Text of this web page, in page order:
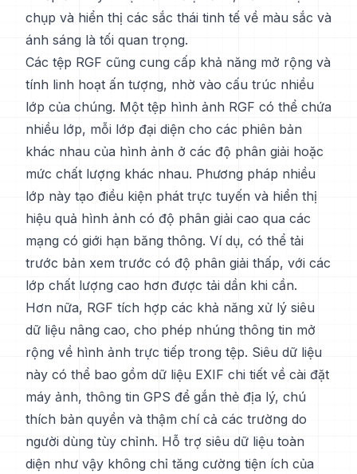
chụp và hiển thị các sắc thái tinh tế về màu sắc và
ánh sáng là tối quan trọng.
Các tệp RGF cũng cung cấp khả năng mở rộng và
tính linh hoạt ấn tượng, nhờ vào cấu trúc nhiều
lớp của chúng. Một tệp hình ảnh RGF có thể chứa
nhiều lớp, mỗi lớp đại diện cho các phiên bản
khác nhau của hình ảnh ở các độ phân giải hoặc
mức chất lượng khác nhau. Phương pháp nhiều
lớp này tạo điều kiện phát trực tuyến và hiển thị
hiệu quả hình ảnh có độ phân giải cao qua các
mạng có giới hạn băng thông. Ví dụ, có thể tải
trước bản xem trước có độ phân giải thấp, với các
lớp chất lượng cao hơn được tải dần khi cần.
Hơn nữa, RGF tích hợp các khả năng xử lý siêu
dữ liệu nâng cao, cho phép nhúng thông tin mở
rộng về hình ảnh trực tiếp trong tệp. Siêu dữ liệu
này có thể bao gồm dữ liệu EXIF chi tiết về cài đặt
máy ảnh, thông tin GPS để gắn thẻ địa lý, chú
thích bản quyền và thậm chí cả các trường do
người dùng tùy chỉnh. Hỗ trợ siêu dữ liệu toàn
diện như vậy không chỉ tăng cường tiện ích của